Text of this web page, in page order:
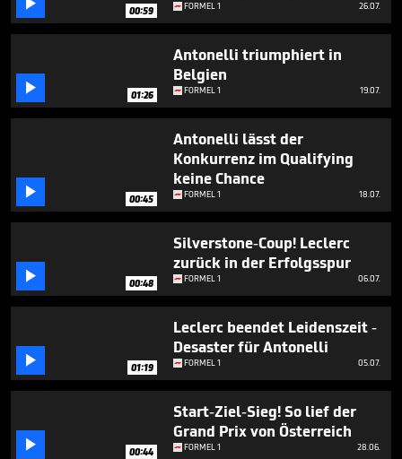
seconds
00:59 FORMEL 1 26.07.
 01:26
Antonelli triumphiert in
Belgien
FORMEL 1 19.07.
 00:45
Antonelli lässt der
Konkurrenz im Qualifying
keine Chance
FORMEL 1 18.07.
 00:48
Silverstone-Coup! Leclerc
zurück in der Erfolgsspur
FORMEL 1 06.07.
 01:19
Leclerc beendet Leidenszeit -
Desaster für Antonelli
FORMEL 1 05.07.
 00:44
Start-Ziel-Sieg! So lief der
Grand Prix von Österreich
FORMEL 1 28.06.